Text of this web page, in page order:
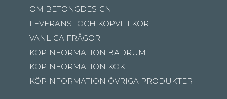
OM BETONGDESIGN
LEVERANS- OCH KÖPVILLKOR
VANLIGA FRÅGOR
KÖPINFORMATION BADRUM
KÖPINFORMATION KÖK
KÖPINFORMATION ÖVRIGA PRODUKTER